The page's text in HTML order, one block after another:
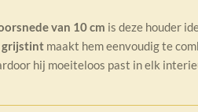
van 10 cm is deze houder
maakt hem eenvoudig te
hij moeiteloos past in elk